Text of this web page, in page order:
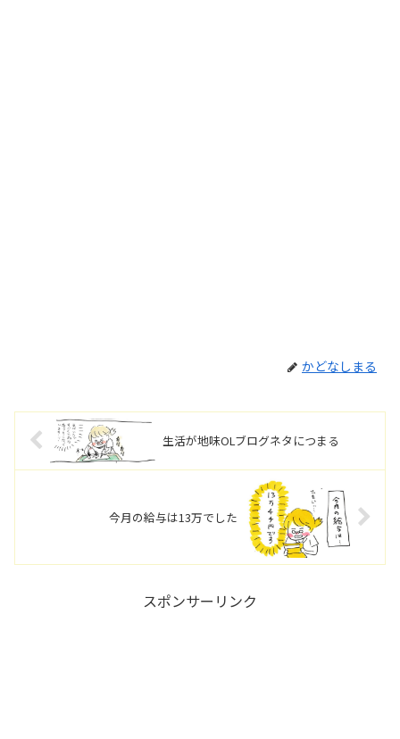
かどなしまる
生活が地味OLブログネタにつまる
今月の給与は13万でした
スポンサーリンク